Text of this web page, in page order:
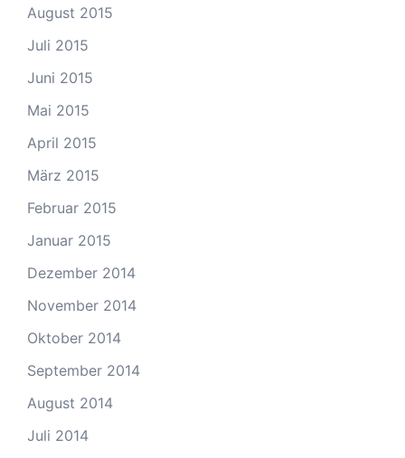
August 2015
Juli 2015
Juni 2015
Mai 2015
April 2015
März 2015
Februar 2015
Januar 2015
Dezember 2014
November 2014
Oktober 2014
September 2014
August 2014
Juli 2014